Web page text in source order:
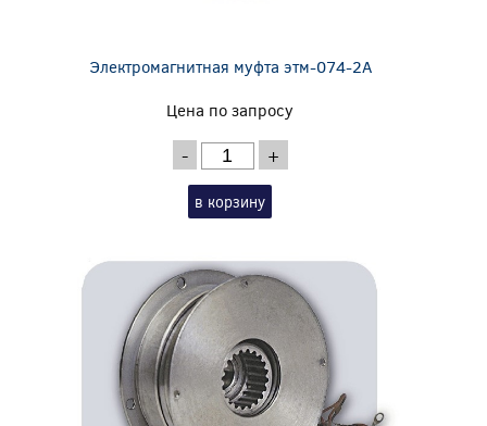
Электромагнитная муфта этм-074-2А
Цена по запросу
- +
в корзину